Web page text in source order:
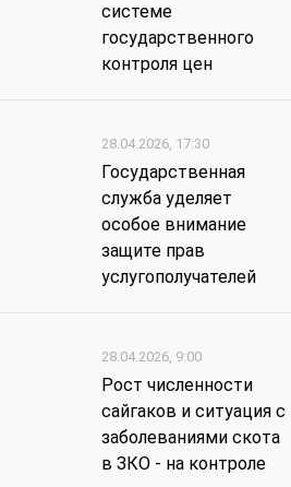
системе
государственного
контроля цен
28.04.2026, 17:30
Государственная
служба уделяет
особое внимание
защите прав
услугополучателей
28.04.2026, 9:00
Рост численности
сайгаков и ситуация с
заболеваниями скота
в ЗКО - на контроле